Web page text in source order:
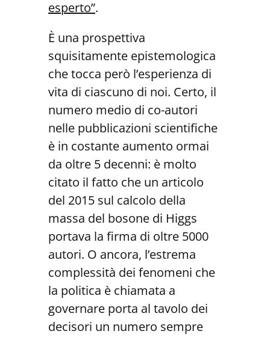
esperto”.
È una prospettiva
squisitamente epistemologica
che tocca però l’esperienza di
vita di ciascuno di noi. Certo, il
numero medio di co-autori
nelle pubblicazioni scientifiche
è in costante aumento ormai
da oltre 5 decenni: è molto
citato il fatto che un articolo
del 2015 sul calcolo della
massa del bosone di Higgs
portava la firma di oltre 5000
autori. O ancora, l’estrema
complessità dei fenomeni che
la politica è chiamata a
governare porta al tavolo dei
decisori un numero sempre